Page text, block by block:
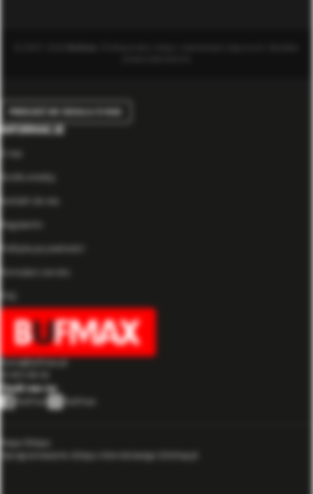
PRZEJDŹ DO DZIAŁU O NAS
INFORMACJE
O nas
Strefa wiedzy
Kontakt do nas
Regulamin
Polityka prywatności
Formularz zwrotu
biuro@bufmax.pl
Mapa Sklepu
Oprogramowanie sklepu internetowego GOshop.pl